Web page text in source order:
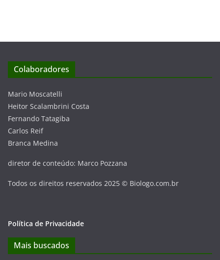
Colaboradores
Mario Moscatelli
Heitor Scalambrini Costa
Fernando Tatagiba
Carlos Reif
Branca Medina
diretor de conteúdo: Marco Pozzana
Todos os direitos reservados 2025 © Biologo.com.br
Política de Privacidade
Mais buscados